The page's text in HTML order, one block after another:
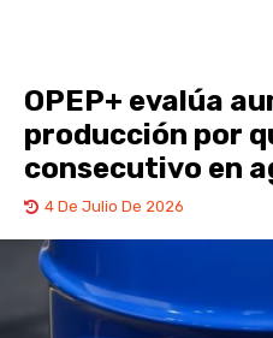
OPEP+ evalúa
producción por
consecutivo en
4 De Julio De 2026